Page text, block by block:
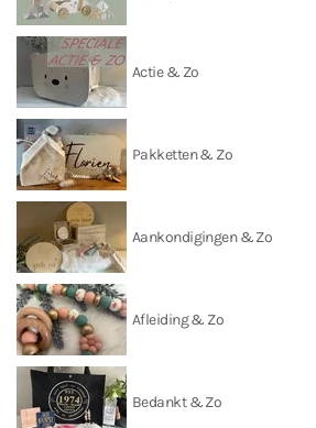
Actie & Zo
Pakketten & Zo
Aankondigingen & Zo
Afleiding & Zo
Bedankt & Zo